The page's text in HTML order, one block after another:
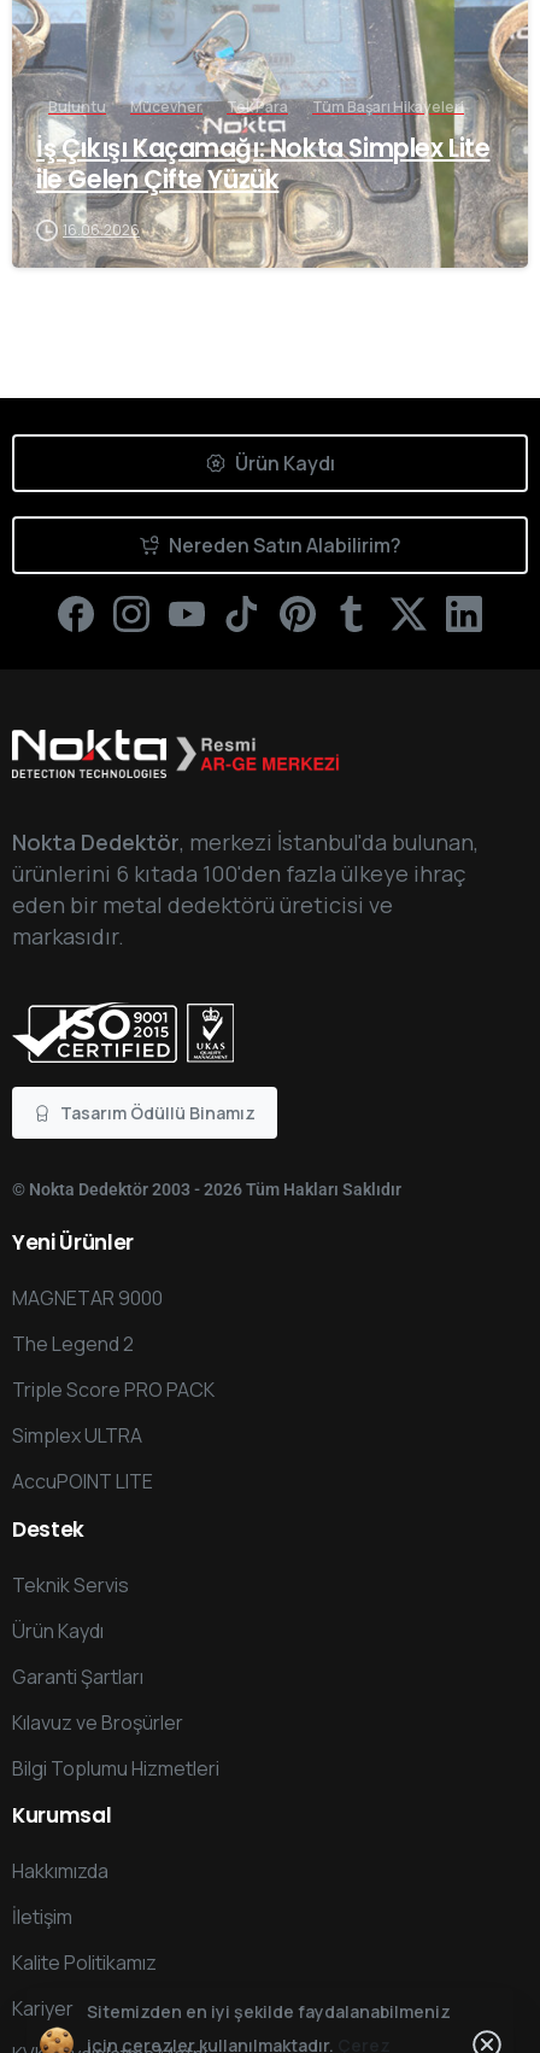
Buluntu Mücevher Tek Para Tüm Başarı Hikayeleri
İş Çıkışı Kaçamağı: Nokta Simplex Lite
ile Gelen Çifte Yüzük
16.06.2026
Ürün Kaydı
Nereden Satın Alabilirim?
Nokta Dedektör, merkezi İstanbul'da bulunan,
ürünlerini 6 kıtada 100'den fazla ülkeye ihraç
eden bir metal dedektörü üreticisi ve
markasıdır.
Tasarım Ödüllü Binamız
© Nokta Dedektör 2003 - 2026 Tüm Hakları Saklıdır
YeniÜrünler
MAGNETAR 9000
The Legend 2
Triple Score PRO PACK
Simplex ULTRA
AccuPOINT LITE
Destek
Teknik Servis
Ürün Kaydı
Garanti Şartları
Kılavuz ve Broşürler
Bilgi Toplumu Hizmetleri
Kurumsal
Hakkımızda
İletişim
Kalite Politikamız
Kariyer Sitemizden en iyi şekilde faydalanabilmeniz
için çerezler kullanılmaktadır.